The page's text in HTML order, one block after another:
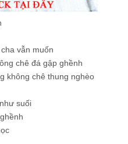
vẫn muốn
chê đá gập ghềnh
không chê thung nghèo
suối